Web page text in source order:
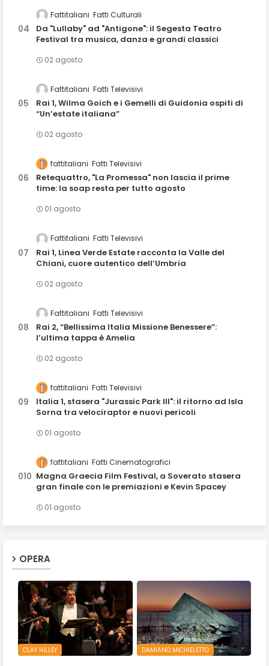
Fattitaliani Fatti Culturali
Da "Lullaby" ad "Antigone": il Segesta Teatro
Festival tra musica, danza e grandi classici
02 agosto
Fattitaliani Fatti Televisivi
Rai 1, Wilma Goich e i Gemelli di Guidonia ospiti di
“Un’estate italiana”
02 agosto
fattitaliani Fatti Televisivi
Retequattro, "La Promessa" non lascia il prime
time: la soap resta per tutto agosto
01 agosto
Fattitaliani Fatti Televisivi
Rai 1, Linea Verde Estate racconta la Valle del
Chiani, cuore autentico dell’Umbria
02 agosto
Fattitaliani Fatti Televisivi
Rai 2, “Bellissima Italia Missione Benessere”:
l’ultima tappa è Amelia
02 agosto
fattitaliani Fatti Televisivi
Italia 1, stasera "Jurassic Park III": il ritorno ad Isla
Sorna tra velociraptor e nuovi pericoli
01 agosto
fattitaliani Fatti Cinematografici
Magna Graecia Film Festival, a Soverato stasera
gran finale con le premiazioni e Kevin Spacey
01 agosto
OPERA
CLAY HILLEY DAMIANO MICHIELETTO